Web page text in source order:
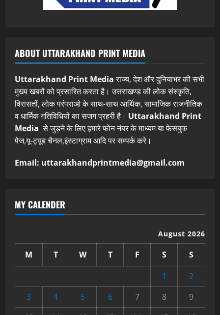
ABOUT UTTARAKHAND PRINT MEDIA
Uttarakhand Print Mediaराज्य, देश और दुनियाभर की सभी
मुख्य खबरों को प्रसारित करता है। उत्तराखण्ड की लोक संस्कृति,
विरासतों, लोक परंपराओ के साथ-साथ आर्थिक, सामाजिक राजनीतिक
व धार्मिक गतिविधियों का सजग प्रहरी है। Uttarakhand Print
Media से जुड़ने के लिए हमारे फोन नंबर के माध्यम या फेसबुक
पेज,यू-ट्यूब चैनल,इंस्टाग्राम आदि पर सम्पर्क करे।
Email: uttarakhandprintmedia@gmail.com
MY CALENDER
August 2026
M T W T F S
S
1
2
3
4 5 6 7 8
9